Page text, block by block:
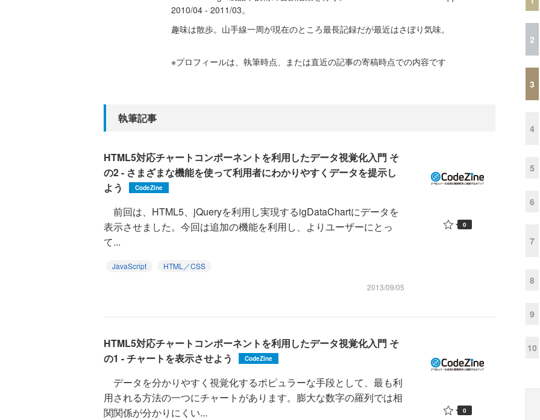
2010/04 - 2011/03。
趣味は散歩。山手線一周が現在のところ最長記録だが最近はさぼり気味。
※プロフィールは、執筆時点、または直近の記事の寄稿時点での内容です
執筆記事
HTML5対応チャートコンポーネントを利用したデータ視覚化入門 そ
の2 - さまざまな機能を使って利用者にわかりやすくデータを提示し
よう
CodeZine
前回は、HTML5、jQueryを利用し実現するigDataChartにデータを
表示させました。今回は追加の機能を利用し、よりユーザーにとっ
て...
JavaScript HTML／CSS
2013/09/05
0
HTML5対応チャートコンポーネントを利用したデータ視覚化入門 そ
の1 - チャートを表示させよう
CodeZine
データを分かりやすく視覚化するポピュラーな手段として、最も利
用される方法の一つにチャートがあります。膨大な数字の羅列では相
関関係が分かりにくい...
0
2
3
4
5
6
7
8
9
10